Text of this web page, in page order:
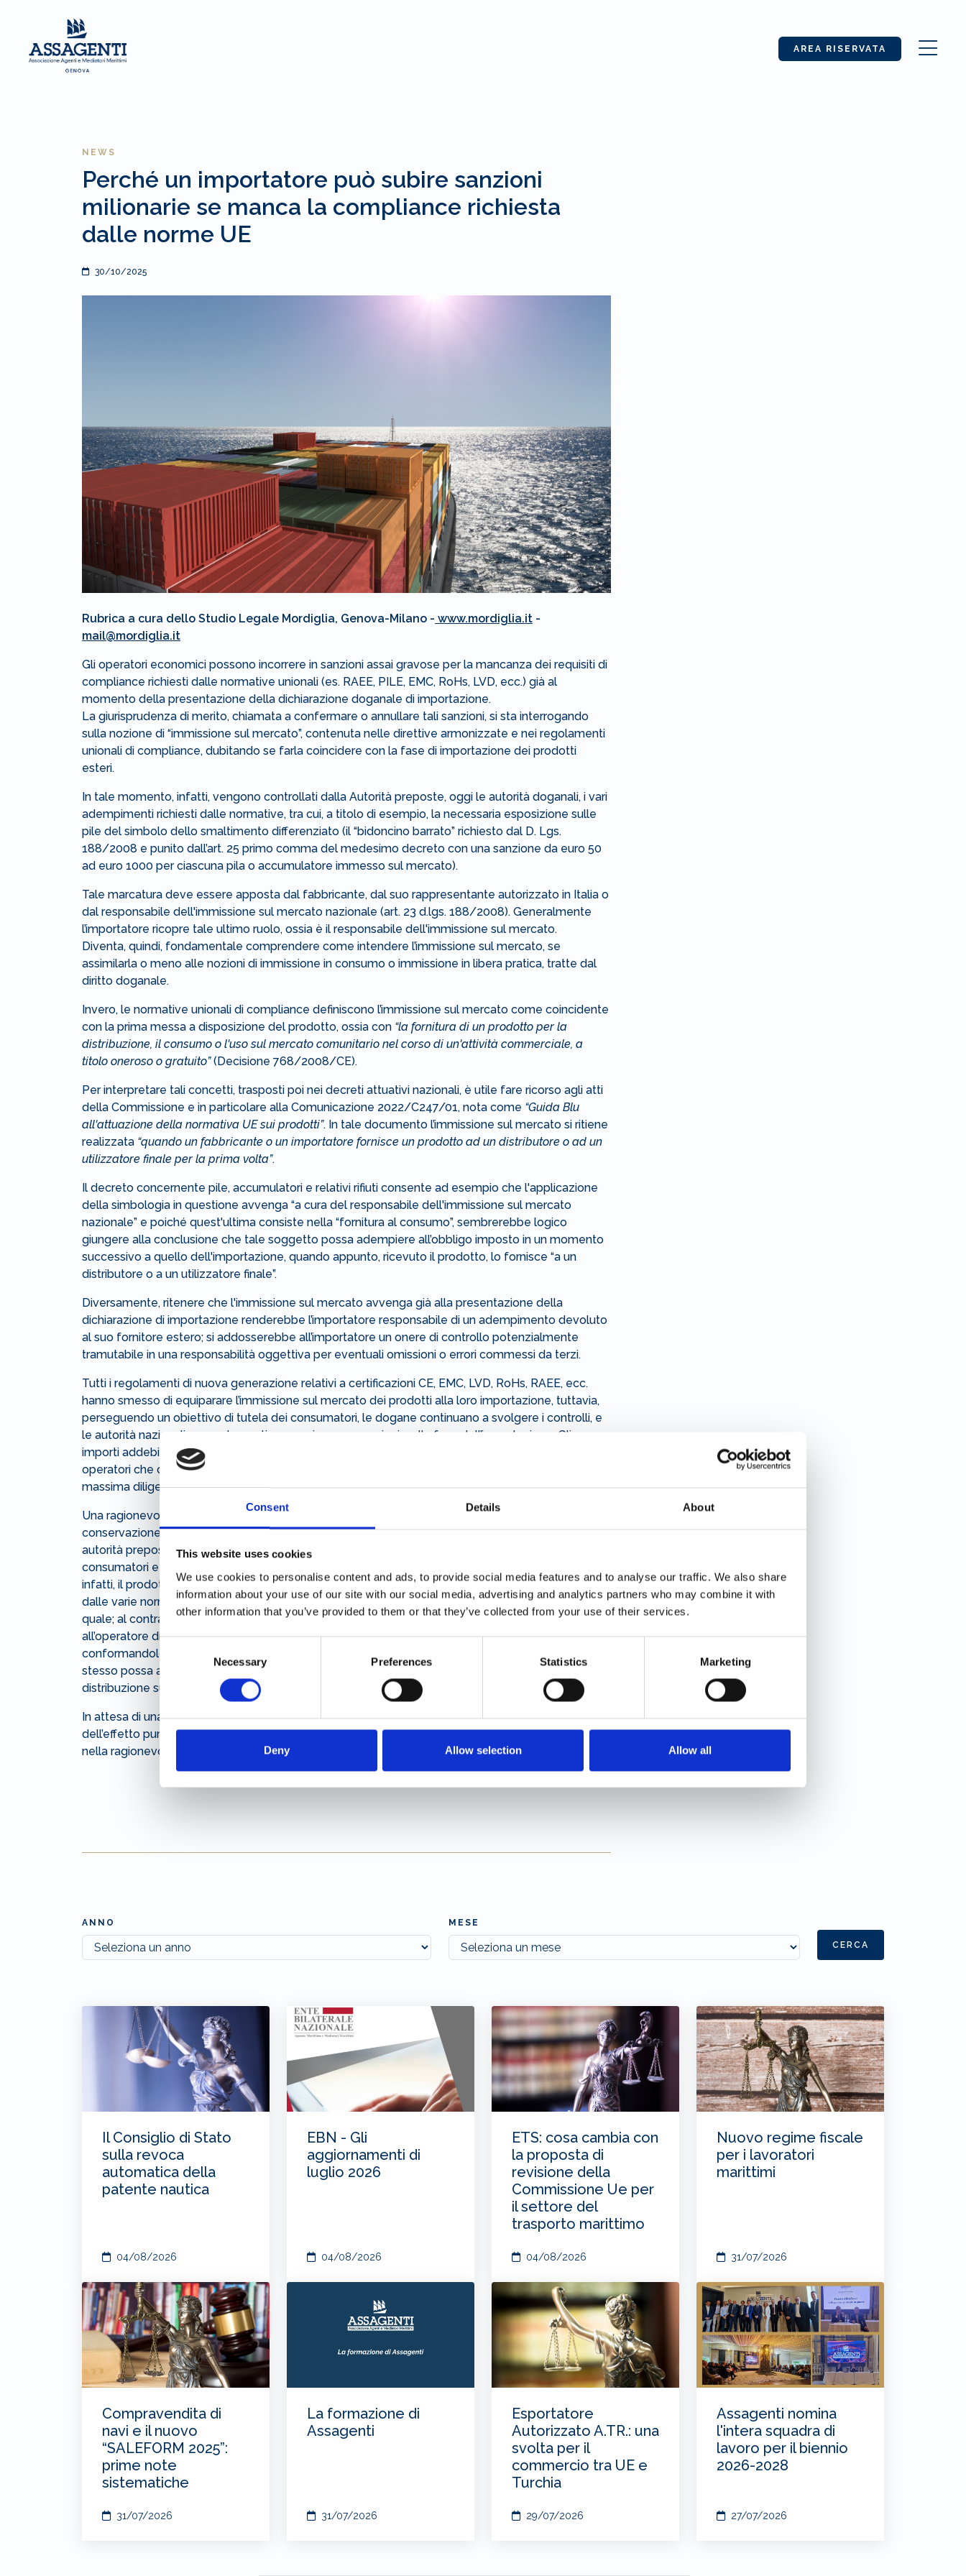
Consent Details About
This website uses cookies
We use cookies to personalise content and ads, to provide social media features and to analyse our traffic. We also share
information about your use of our site with our social media, advertising and analytics partners who may combine it with
other information that you’ve provided to them or that they’ve collected from your use of their services.
Necessary Preferences Statistics Marketing
Deny Allow selection Allow all
AREA RISERVATA
NEWS
Perché un importatore può subire sanzioni
milionarie se manca la compliance richiesta
dalle norme UE
30/10/2025
Rubrica a cura dello Studio Legale Mordiglia, Genova-Milano - www.mordiglia.it -
mail@mordiglia.it
Gli operatori economici possono incorrere in sanzioni assai gravose per la mancanza dei requisiti di
compliance richiesti dalle normative unionali (es. RAEE, PILE, EMC, RoHs, LVD, ecc.) già al
momento della presentazione della dichiarazione doganale di importazione.
La giurisprudenza di merito, chiamata a confermare o annullare tali sanzioni, si sta interrogando
sulla nozione di “immissione sul mercato”, contenuta nelle direttive armonizzate e nei regolamenti
unionali di compliance, dubitando se farla coincidere con la fase di importazione dei prodotti
esteri.
In tale momento, infatti, vengono controllati dalla Autorità preposte, oggi le autorità doganali, i vari
adempimenti richiesti dalle normative, tra cui, a titolo di esempio, la necessaria esposizione sulle
pile del simbolo dello smaltimento differenziato (il “bidoncino barrato” richiesto dal D. Lgs.
188/2008 e punito dall’art. 25 primo comma del medesimo decreto con una sanzione da euro 50
ad euro 1000 per ciascuna pila o accumulatore immesso sul mercato).
Tale marcatura deve essere apposta dal fabbricante, dal suo rappresentante autorizzato in Italia o
dal responsabile dell'immissione sul mercato nazionale (art. 23 d.lgs. 188/2008). Generalmente
l’importatore ricopre tale ultimo ruolo, ossia è il responsabile dell'immissione sul mercato.
Diventa, quindi, fondamentale comprendere come intendere l’immissione sul mercato, se
assimilarla o meno alle nozioni di immissione in consumo o immissione in libera pratica, tratte dal
diritto doganale.
Invero, le normative unionali di compliance definiscono l’immissione sul mercato come coincidente
con la prima messa a disposizione del prodotto, ossia con “la fornitura di un prodotto per la
distribuzione, il consumo o l'uso sul mercato comunitario nel corso di un'attività commerciale, a
titolo oneroso o gratuito”(Decisione 768/2008/CE).
Per interpretare tali concetti, trasposti poi nei decreti attuativi nazionali, è utile fare ricorso agli atti
della Commissione e in particolare alla Comunicazione 2022/C247/01, nota come “Guida Blu
all'attuazione della normativa UE sui prodotti”. In tale documento l’immissione sul mercato si ritiene
realizzata “quando un fabbricante o un importatore fornisce un prodotto ad un distributore o ad un
utilizzatore finale per la prima volta”.
Il decreto concernente pile, accumulatori e relativi rifiuti consente ad esempio che l'applicazione
della simbologia in questione avvenga “a cura del responsabile dell'immissione sul mercato
nazionale” e poiché quest'ultima consiste nella “fornitura al consumo”, sembrerebbe logico
giungere alla conclusione che tale soggetto possa adempiere all’obbligo imposto in un momento
successivo a quello dell'importazione, quando appunto, ricevuto il prodotto, lo fornisce “a un
distributore o a un utilizzatore finale”.
Diversamente, ritenere che l'immissione sul mercato avvenga già alla presentazione della
dichiarazione di importazione renderebbe l’importatore responsabile di un adempimento devoluto
al suo fornitore estero; si addosserebbe all’importatore un onere di controllo potenzialmente
tramutabile in una responsabilità oggettiva per eventuali omissioni o errori commessi da terzi.
Tutti i regolamenti di nuova generazione relativi a certificazioni CE, EMC, LVD, RoHs, RAEE, ecc.
hanno smesso di equiparare l’immissione sul mercato dei prodotti alla loro importazione, tuttavia,
perseguendo un obiettivo di tutela dei consumatori, le dogane continuano a svolgere i controlli, e
le autorità nazionali preposte continuano a irrogare sanzioni, nella fase dell’importazione. Gli
importi addebitati, tuttavia, sono talvolta così onerosi da punire in maniera del tutto sproporzionata
operatori che di fatto non avrebbero potuto prevenire o evitare tali violazioni neppure con la
massima diligenza.
Una ragionevole soluzione, che contemperi le opposte esigenze di tutela del mercato e di
conservazione del principio di colpevolezza è rappresentata dalla necessaria distinzione che le
autorità preposte dovrebbero operare, caso per caso, tra gli acquisti dall’estero online da parte di
consumatori e le importazioni svolte nell’ambito di una attività professionale: solo nel primo caso,
infatti, il prodotto importato è lecito sia fornito di tutti i requisiti di sicurezza e compliance richiesti
dalle varie normative unionali, perché il privato deve poter utilizzare in sicurezza il bene tale e
quale; al contrario, invece, nel caso di un acquisto “professionale”, è altrettanto equo permettere
all’operatore di svolgere i controlli e le necessarie lavorazioni sul prodotto importato,
conformandolo eventualmente alle esigenze del mercato nazionale di riferimento, quando cioè lo
stesso possa acquisire l’effettiva disponibilità della merce e divenirne responsabile della
distribuzione sul mercato.
In attesa di una riduzione a equità delle sanzioni previste “al pezzo” per una maggiore coerenza
dell’effetto punitivo con l’effettivo disvalore delle violazioni contestate, gli operatori confidano
nella ragionevolezza dei giudici.
ANNO MESE
CERCA
Il Consiglio di Stato
sulla revoca
automatica della
patente nautica
04/08/2026
EBN - Gli
aggiornamenti di
luglio 2026
04/08/2026
ETS: cosa cambia con
la proposta di
revisione della
Commissione Ue per
il settore del
trasporto marittimo
04/08/2026
Nuovo regime fiscale
per i lavoratori
marittimi
31/07/2026
Compravendita di
navi e il nuovo
“SALEFORM 2025”:
prime note
sistematiche
31/07/2026
La formazione di
Assagenti
31/07/2026
Esportatore
Autorizzato A.TR.: una
svolta per il
commercio tra UE e
Turchia
29/07/2026
Assagenti nomina
l'intera squadra di
lavoro per il biennio
2026-2028
27/07/2026